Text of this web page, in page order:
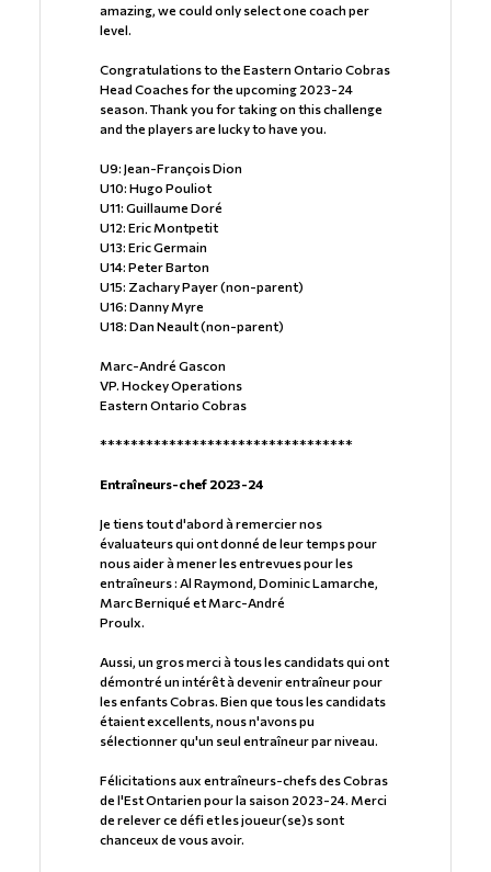
amazing, we could only select one coach per
level.
Congratulations to the Eastern Ontario Cobras
Head Coaches for the upcoming 2023-24
season. Thank you for taking on this challenge
and the players are lucky to have you.
U9: Jean-François Dion
U10: Hugo Pouliot
U11: Guillaume Doré
U12: Eric Montpetit
U13: Eric Germain
U14: Peter Barton
U15: Zachary Payer (non-parent)
U16: Danny Myre
U18: Dan Neault (non-parent)
Marc-André Gascon
VP. Hockey Operations
Eastern Ontario Cobras
*********************************
Entraîneurs-chef 2023-24
Je tiens tout d'abord à remercier nos
évaluateurs qui ont donné de leur temps pour
nous aider à mener les entrevues pour les
entraîneurs : Al Raymond, Dominic Lamarche,
Marc Berniqué et Marc-André
Proulx.
Aussi, un gros merci à tous les candidats qui ont
démontré un intérêt à devenir entraîneur pour
les enfants Cobras. Bien que tous les candidats
étaient excellents, nous n'avons pu
sélectionner qu'un seul entraîneur par niveau.
Félicitations aux entraîneurs-chefs des Cobras
de l'Est Ontarien pour la saison 2023-24. Merci
de relever ce défi et les joueur(se)s sont
chanceux de vous avoir.